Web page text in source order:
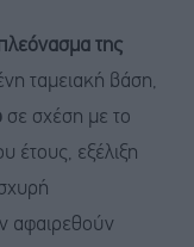
της
ταμειακή βάση,
σε σχέση με το
έτους, εξέλιξη
αφαιρεθούν